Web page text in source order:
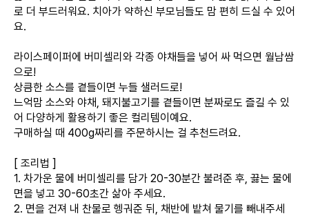
로 더 부드러워요. 치아가 약하신 부모님들도 맘 편히 드실 수 있어
요.
라이스페이퍼에 버미셀리와 각종 야채들을 넣어 싸 먹으면 월남쌈
으로!
상큼한 소스를 곁들이면 누들 샐러드로!
느억맘 소스와 야채, 돼지불고기를 곁들이면 분짜로도 즐길 수 있
어 다양하게 활용하기 좋은 컬리템이예요.
구매하실 때 400g짜리를 주문하시는 걸 추천드려요.
[ 조리법 ]
1. 차가운 물에 버미셀리를 담가 20-30분간 불려준 후, 끓는 물에
면을 넣고 30-60초간 삶아 주세요.
2. 면을 건져 내 찬물로 헹궈준 뒤, 채반에 밭쳐 물기를 빼내주세